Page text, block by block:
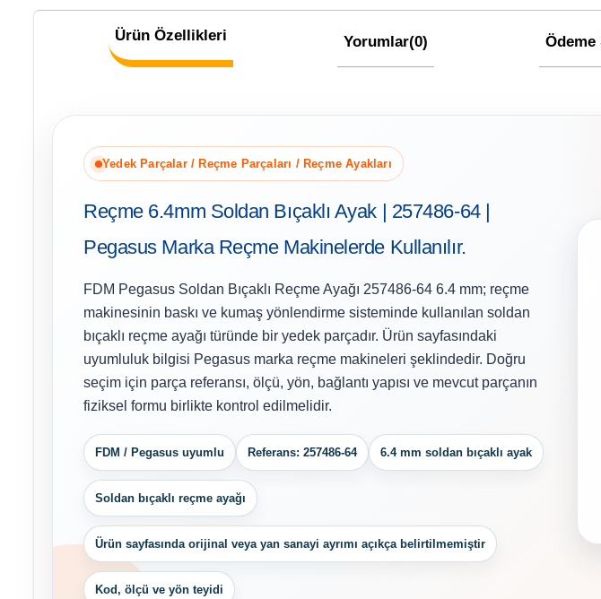
Ürün Özellikleri Yorumlar(0) Ödeme
Yedek Parçalar / Reçme Parçaları / Reçme Ayakları
Reçme 6.4mm Soldan Bıçaklı Ayak | 257486-64 |
Pegasus Marka Reçme Makinelerde Kullanılır.
FDM Pegasus Soldan Bıçaklı Reçme Ayağı 257486-64 6.4 mm; reçme
makinesinin baskı ve kumaş yönlendirme sisteminde kullanılan soldan
bıçaklı reçme ayağı türünde bir yedek parçadır. Ürün sayfasındaki
uyumluluk bilgisi Pegasus marka reçme makineleri şeklindedir. Doğru
seçim için parça referansı, ölçü, yön, bağlantı yapısı ve mevcut parçanın
fiziksel formu birlikte kontrol edilmelidir.
FDM / Pegasus uyumlu Referans: 257486-64 6.4 mm soldan bıçaklı ayak
Soldan bıçaklı reçme ayağı
Ürün sayfasında orijinal veya yan sanayi ayrımı açıkça belirtilmemiştir
Kod, ölçü ve yön teyidi